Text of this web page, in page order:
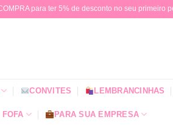
para ter 5% de desconto no seu primeiro
CONVITES LEMBRANCINHAS
PARA SUA EMPRESA